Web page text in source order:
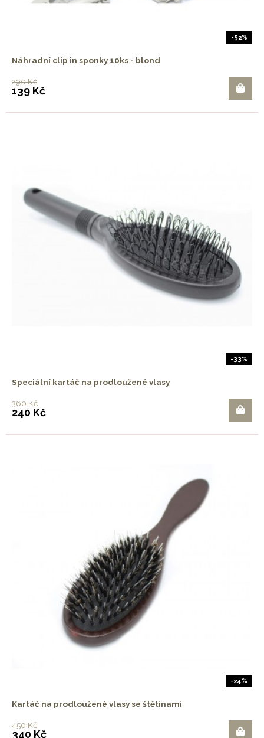
-52%
Náhradní clip in sponky 10ks - blond
290 Kč
139 Kč
-33%
Speciální kartáč na prodloužené vlasy
360 Kč
240 Kč
-24%
Kartáč na prodloužené vlasy se štětinami
450 Kč
340 Kč